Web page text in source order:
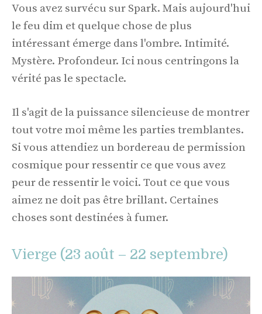
Vous avez survécu sur Spark. Mais aujourd'hui
le feu dim et quelque chose de plus
intéressant émerge dans l'ombre. Intimité.
Mystère. Profondeur. Ici nous centringons la
vérité pas le spectacle.
Il s'agit de la puissance silencieuse de montrer
tout votre moi même les parties tremblantes.
Si vous attendiez un bordereau de permission
cosmique pour ressentir ce que vous avez
peur de ressentir le voici. Tout ce que vous
aimez ne doit pas être brillant. Certaines
choses sont destinées à fumer.
Vierge (23 août – 22 septembre)